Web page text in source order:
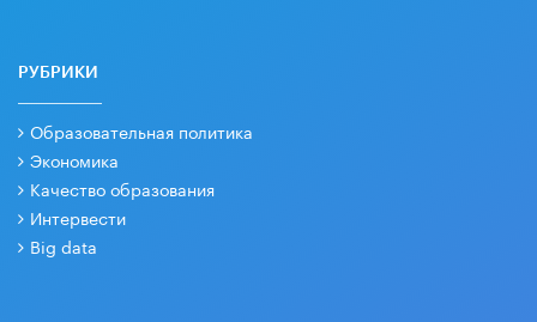
РУБРИКИ
Образовательная политика
Экономика
Качество образования
Интервести
Big data